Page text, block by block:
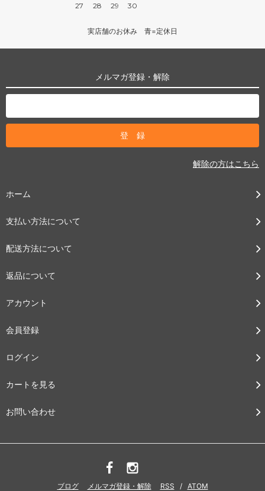
27
28 29 30
実店舗のお休み 青=定休日
メルマガ登録・解除
解除の方はこちら
ホーム
支払い方法について
配送方法について
返品について
アカウント
会員登録
ログイン
カートを見る
お問い合わせ
ブログ メルマガ登録・解除 RSS / ATOM